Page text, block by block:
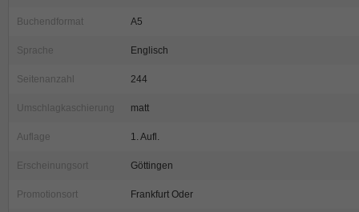
Buchendformat A5
Sprache Englisch
Seitenanzahl 244
Umschlagkaschierung matt
Auflage 1. Aufl.
Erscheinungsort Göttingen
Promotionsort Frankfurt Oder